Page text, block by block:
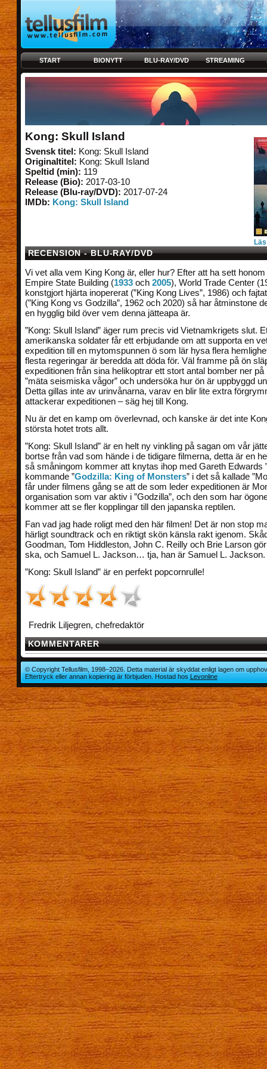
START BIONYTT BLU-RAY/DVD STREAMING
Kong: Skull Island
Svensk titel: Kong: Skull Island
Originaltitel: Kong: Skull Island
Speltid (min): 119
Release (Bio): 2017-03-10
Release (Blu-ray/DVD): 2017-07-24
IMDb: Kong: Skull Island
RECENSION - BLU-RAY/DVD
Vi vet alla vem King Kong är, eller hur? Efter att ha sett
Empire State Building (1933och 2005), World Trade Center
konstgjort hjärta inopererat (”King Kong Lives”, 1986) och
(”King Kong vs Godzilla”, 1962 och 2020) så har åtminstone
en hygglig bild över vem denna jätteapa är.
”Kong: Skull Island” äger rum precis vid Vietnamkrigets slut.
amerikanska soldater får ett erbjudande om att supporta en
expedition till en mytomspunnen ö som lär hysa flera
flesta regeringar är beredda att döda för. Väl framme på ön
expeditionen från sina helikoptrar ett stort antal bomber ner
”mäta seismiska vågor” och undersöka hur ön är uppbyggd
Detta gillas inte av urinvånarna, varav en blir lite extra
attackerar expeditionen – säg hej till Kong.
Nu är det en kamp om överlevnad, och kanske är det inte
största hotet trots allt.
”Kong: Skull Island” är en helt ny vinkling på sagan om vår
bortse från vad som hände i de tidigare filmerna, detta är en
så småningom kommer att knytas ihop med Gareth Edwards
kommande ”Godzilla: King of Monsters” i det så kallade
får under filmens gång se att de som leder expeditionen är
organisation som var aktiv i ”Godzilla”, och den som har
kommer att se fler kopplingar till den japanska reptilen.
Fan vad jag hade roligt med den här filmen! Det är non stop
härligt soundtrack och en riktigt skön känsla rakt igenom.
Goodman, Tom Hiddleston, John C. Reilly och Brie Larson
ska, och Samuel L. Jackson… tja, han är Samuel L. Jackson.
”Kong: Skull Island” är en perfekt popcornrulle!
Fredrik Liljegren, chefredaktör
KOMMENTARER
© Copyright Tellusfilm, 1998–2026. Detta material är skyddat enligt lagen om
Eftertryck eller annan kopiering är förbjuden. Hostad hosLevonline